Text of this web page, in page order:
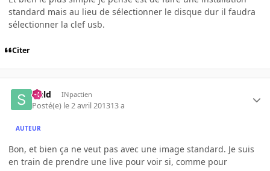
standard mais au lieu de sélectionner le disque dur il faudra
sélectionner la clef usb.
Citer
sield INpactien
Posté(e) le 2 avril 201313 a
AUTEUR
Bon, et bien ça ne veut pas avec une image standard. Je suis
en train de prendre une live pour voir si, comme pour